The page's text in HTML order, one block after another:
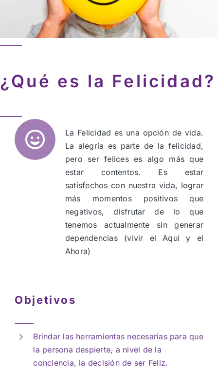
¿Qué es la Felicidad?
La Felicidad es una opción de vida.
La alegría es parte de la felicidad,
pero ser felices es algo más que
estar contentos. Es estar
satisfechos con nuestra vida, lograr
más momentos positivos que
negativos, disfrutar de lo que
tenemos actualmente sin generar
dependencias (vivir el Aquí y el
Ahora)
Objetivos
Brindar las herramientas necesarias para que
la persona despierte, a nivel de la
conciencia, la decisión de ser Feliz.